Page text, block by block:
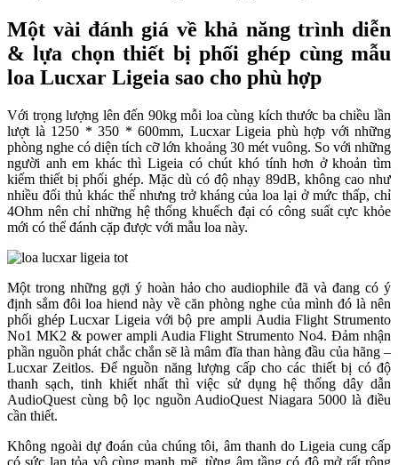
Một vài đánh giá về khả năng trình diễn
& lựa chọn thiết bị phối ghép cùng mẫu
loa Lucxar Ligeia sao cho phù hợp
Với trọng lượng lên đến 90kg mỗi loa cùng kích thước ba chiều lần
lượt là 1250 * 350 * 600mm, Lucxar Ligeia phù hợp với những
phòng nghe có diện tích cỡ lớn khoảng 30 mét vuông. So với những
người anh em khác thì Ligeia có chút khó tính hơn ở khoản tìm
kiếm thiết bị phối ghép. Mặc dù có độ nhạy 89dB, không cao như
nhiều đối thủ khác thế nhưng trở kháng của loa lại ở mức thấp, chỉ
4Ohm nên chỉ những hệ thống khuếch đại có công suất cực khỏe
mới có thể đánh cặp được với mẫu loa này.
Một trong những gợi ý hoàn hảo cho audiophile đã và đang có ý
định sắm đôi loa hiend này về căn phòng nghe của mình đó là nên
phối ghép Lucxar Ligeia với bộ pre ampli Audia Flight Strumento
No1 MK2 & power ampli Audia Flight Strumento No4. Đảm nhận
phần nguồn phát chắc chắn sẽ là mâm đĩa than hàng đầu của hãng –
Lucxar Zeitlos. Để nguồn năng lượng cấp cho các thiết bị có độ
thanh sạch, tinh khiết nhất thì việc sử dụng hệ thống dây dẫn
AudioQuest cùng bộ lọc nguồn AudioQuest Niagara 5000 là điều
cần thiết.
Không ngoài dự đoán của chúng tôi, âm thanh do Ligeia cung cấp
có sức lan tỏa vô cùng mạnh mẽ, từng âm tầng có độ mở rất rộng